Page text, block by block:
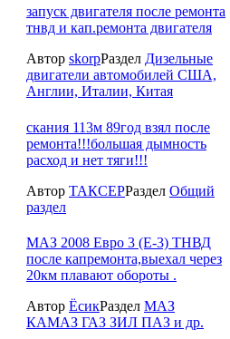
запуск двигателя после ремонта
тнвд и кап.ремонта двигателя
Автор skorpРаздел Дизельные
двигатели автомобилей США,
Англии, Италии, Китая
скания 113м 89год взял после
ремонта!!!большая дымность
расход и нет тяги!!!
Автор ТАКСЕРРаздел Общий
раздел
МАЗ 2008 Евро 3 (Е-3) ТНВД
после капремонта,выехал через
20км плавают обороты .
Автор ЁсикРаздел МАЗ
КАМАЗ ГАЗ ЗИЛ ПАЗ и др.